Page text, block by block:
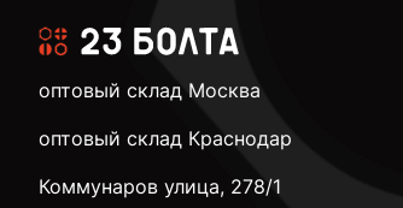
оптовый склад Москва
оптовый склад Краснодар
Коммунаров улица, 278/1